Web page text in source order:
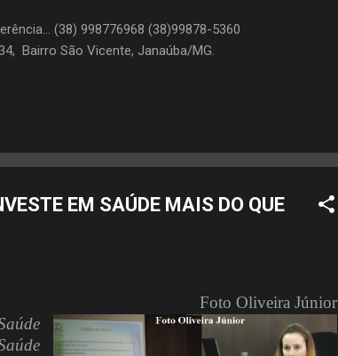
(38) 998776968 (38)99878-5360
Bairro São Vicente, Janaúba/MG.
EM SAÚDE MAIS DO QUE
Foto Oliveira Júnior